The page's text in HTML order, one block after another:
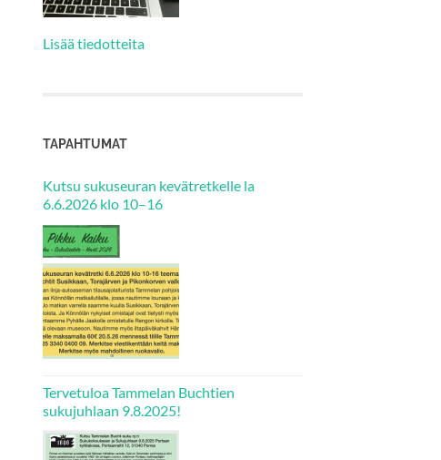
Lisää tiedotteita
TAPAHTUMAT
Kutsu sukuseuran kevätretkelle la
6.6.2026 ­klo 10–16
Tervetuloa Tammelan Buchtien
sukujuhlaan 9.8.2025!